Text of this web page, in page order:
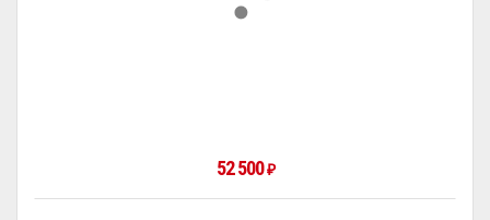
52 500₽